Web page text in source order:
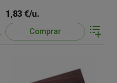
1,83 €/u.
Comprar